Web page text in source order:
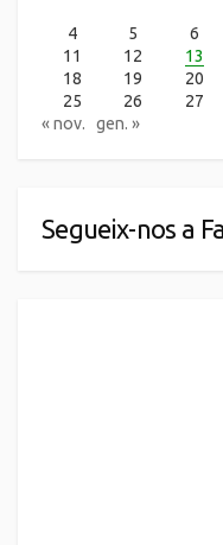
4
5 6
11
12 13
18
19 20
25
26 27
« nov.
gen. »
Segueix-nos a